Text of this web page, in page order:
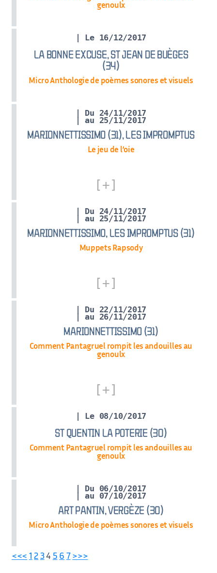
genoulx
| Le 16/12/2017
LA BONNE EXCUSE, ST JEAN DE BUÈGES
(34)
Micro Anthologie de poèmes sonores et visuels
| Du 24/11/2017
MARIONNETTISSIMO (31), LES IMPROMPTUS
| au 25/11/2017
Le jeu de l’oie
| Du 24/11/2017
MARIONNETTISSIMO, LES IMPROMPTUS (31)
| au 25/11/2017
Muppets Rapsody
| Du 22/11/2017
MARIONNETTISSIMO (31)
| au 26/11/2017
Comment Pantagruel rompit les andouilles au
genoulx
| Le 08/10/2017
ST QUENTIN LA POTERIE (30)
Comment Pantagruel rompit les andouilles au
genoulx
| Du 06/10/2017
ART PANTIN, VERGÈZE (30)
| au 07/10/2017
Micro Anthologie de poèmes sonores et visuels
<<< 1 234 5 6 7>>>